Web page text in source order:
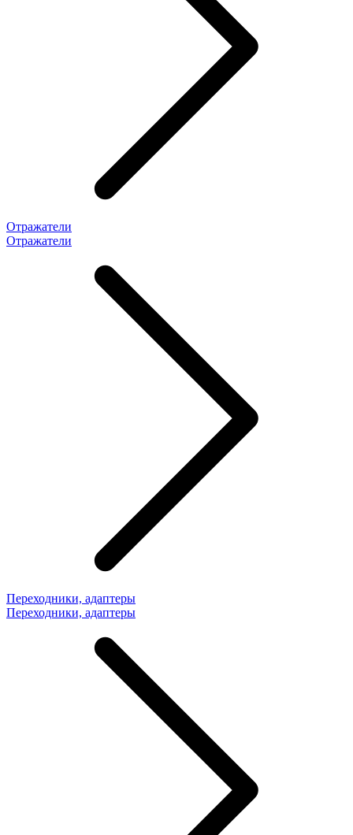
Отражатели
Отражатели
Переходники, адаптеры
Переходники, адаптеры